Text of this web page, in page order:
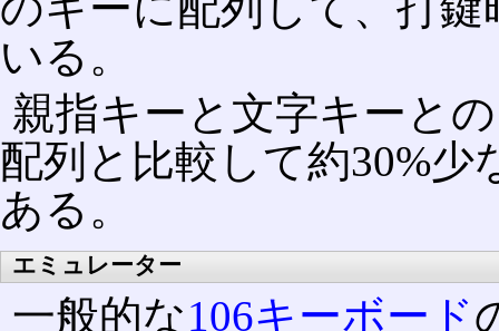
いる。
親指キーと文字キーと
配列と比較して約30%
ある。
エミュレーター
一般的な106キーボード